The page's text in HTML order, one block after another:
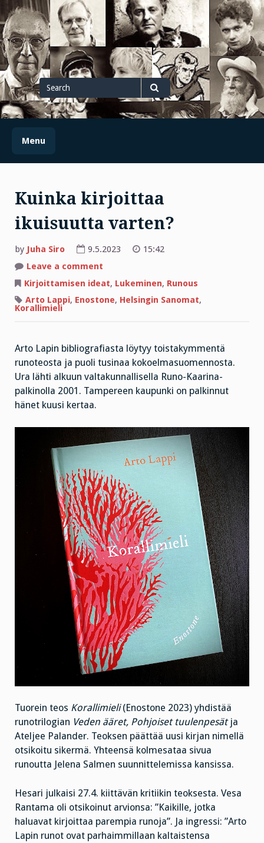
Skip
to
content
Search
for
Search
Menu
Kuinka kirjoittaa
ikuisuutta varten?
by Juha Siro 9.5.2023
15:42
Leave a comment
kirjoittaa
ikuisuutta
varten?
Kirjoittamisen ideat, Lukeminen, Runous
Arto Lappi, Enostone, Helsingin Sanomat,
Korallimieli
Arto Lapin bibliografiasta löytyy toistakymmentä
runoteosta ja puoli tusinaa kokoelmasuomennosta.
Ura lähti alkuun valtakunnallisella Runo-Kaarina-
palkinolla 2001. Tampereen kaupunki on palkinnut
hänet kuusi kertaa.
Tuorein teos Korallimieli(Enostone 2023) yhdistää
runotrilogian Veden ääret, Pohjoiset tuulenpesätja
Ateljee Palander. Teoksen päättää uusi kirjan nimellä
otsikoitu sikermä. Yhteensä kolmesataa sivua
runoutta Jelena Salmen suunnittelemissa kansissa.
Hesari julkaisi 27.4. kiittävän kritiikin teoksesta. Vesa
Rantama oli otsikoinut arvionsa: ”Kaikille, jotka
haluavat kirjoittaa parempia runoja”. Ja ingressi: ”Arto
Lapin runot ovat parhaimmillaan kaltaistensa